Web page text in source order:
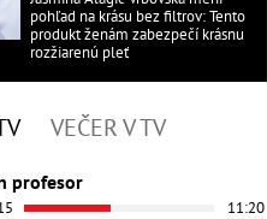
pohľad na krásu bez filtrov: Tento
produkt ženám zabezpečí krásnu
rozžiarenú pleť
VEČER V TV
profesor
11:20